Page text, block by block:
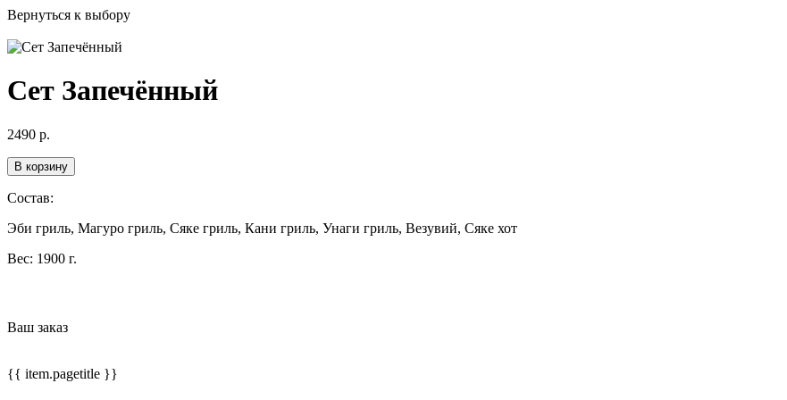
Вернуться к выбору
Сет Запечённый
2490 р.
В корзину
Состав:
Эби гриль, Магуро гриль, Сяке гриль, Кани гриль, Унаги гриль, Везувий, Сяке хот
Вес: 1900 г.
Ваш заказ
{{ item.pagetitle }}